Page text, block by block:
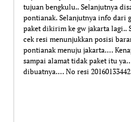
tujuan bengkulu.. Selanjutnya
pontianak. Selanjutnya info dari
paket dikirim ke gw jakarta lagi..
cek resi menunjukkan posisi
pontianak menuju jakarta….
sampai alamat tidak paket itu
dibuatnya…. No resi